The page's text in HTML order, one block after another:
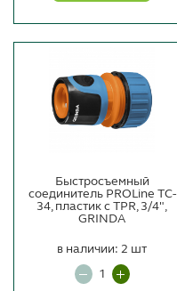
Быстросъемный
соединитель PROLine TC-
34, пластик с TPR, 3/4",
GRINDA
в наличии: 2 шт